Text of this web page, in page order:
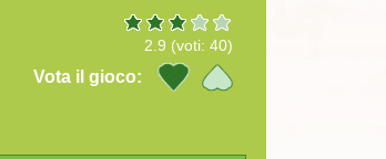
2.9 (voti: 40)
Vota il gioco: